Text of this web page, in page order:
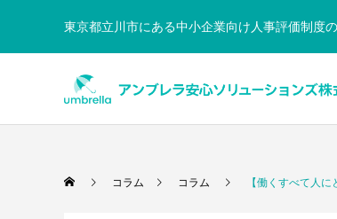
東京都立川市にある中小企業向け人事評価制度
コラム コラム 【働くすべて人